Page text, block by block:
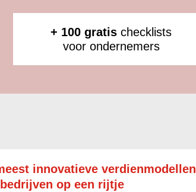
+ 100 gratis checklists
voor ondernemers
innovatieve verdienmodellen
op een rijtje